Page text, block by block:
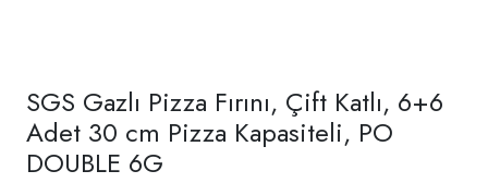
SGS Gazlı Pizza Fırını, Çift Katlı, 6+6
Adet 30 cm Pizza Kapasiteli, PO
DOUBLE 6G